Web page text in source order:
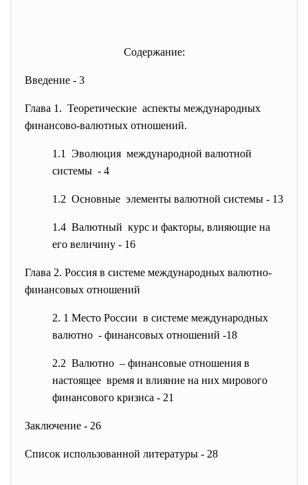
Содержание:
Введение - 3
Глава 1. Теоретические аспекты международных
финансово-валютных отношений.
1.1 Эволюция международной валютной
системы - 4
1.2 Основные элементы валютной системы - 13
1.4 Валютный курс и факторы, влияющие на
его величину - 16
Глава 2. Россия в системе международных валютно-
финансовых отношений
2. 1 Место России в системе международных
валютно - финансовых отношений -18
2.2 Валютно – финансовые отношения в
настоящее время и влияние на них мирового
финансового кризиса - 21
Заключение - 26
Список использованной литературы - 28